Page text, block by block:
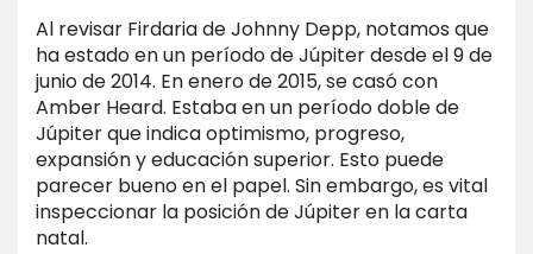
Al revisar Firdaria de Johnny Depp, notamos que
ha estado en un período de Júpiter desde el 9 de
junio de 2014. En enero de 2015, se casó con
Amber Heard. Estaba en un período doble de
Júpiter que indica optimismo, progreso,
expansión y educación superior. Esto puede
parecer bueno en el papel. Sin embargo, es vital
inspeccionar la posición de Júpiter en la carta
natal.